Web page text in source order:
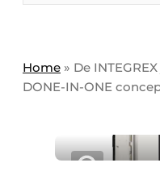
Contact
Eigen content
Evenement
Meest gelezen
Home » De
DONE-IN-ONE